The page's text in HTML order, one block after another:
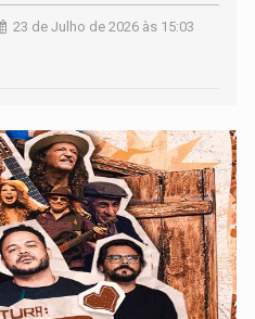
23 de Julho de 2026 às 15:03